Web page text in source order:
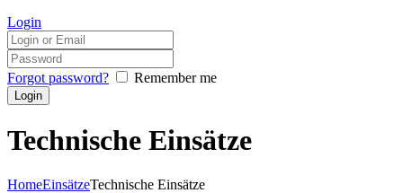
Login
Forgot password? Remember me
Technische Einsätze
HomeEinsätzeTechnische Einsätze